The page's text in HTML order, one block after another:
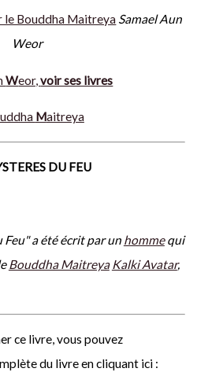
le Bouddha Maitreya Samael Aun
Weor
Weor,voir ses livres
Maitreya
DU FEU
Feu" a été écrit par un hommequi
Bouddha Maitreya Kalki Avatar,
ce livre, vous pouvez
du livre en cliquant ici :